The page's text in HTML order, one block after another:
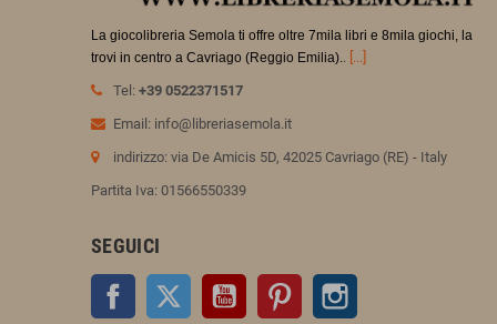
La giocolibreria Semola ti offre oltre 7mila libri e 8mila giochi, la
trovi in centro a Cavriago (Reggio Emilia).. [...]
Tel: +39 0522371517
Email: info@libreriasemola.it
indirizzo: via De Amicis 5D, 42025 Cavriago (RE) - Italy
Partita Iva: 01566550339
SEGUICI
Facebook Twitter YouTube Pinterest